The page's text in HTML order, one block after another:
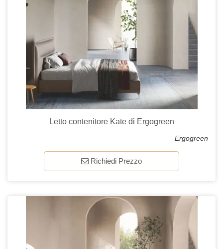
Letto contenitore Kate di Ergogreen
Ergogreen
Richiedi Prezzo